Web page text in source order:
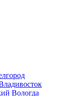
Вологда